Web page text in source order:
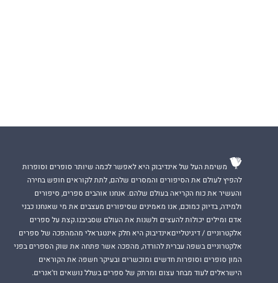
משימת העל של אינדיבוק היא לאפשר לכמה שיותר סופרים וסופרות
להפיץ לעולם את הסיפורים והמסרים שלהם, לתת לקוראים חופש בחירה
והעשיר את כוח הקריאה בעולם שלהם. אנחנו אוהבים ספרים, סיפורים
ולמידה, בדיוק כמוכם, אנו מאמינים שסיפורים מעצבים את מי שאנחנו כבני
אדם ומילים יכולות להעצים ולשנות את העולם שסביבנו.קצת על ספרים
אלקטרוניים / דיגיטלייםאינדיבוק היא חלק אינטגראלי מהמהפכה של ספרים
אלקטרוניים בשפה עברית להורדה, מהפכה אשר פתחה את שוק הספרים בפני
המון סופרים וסופרות חדשים ומוכשרים ובעיקר חשפה את הקוראים
הישראלים לעוד מבחר עצום ומרתק של ספרים בשלל נושאים וז'אנרים.